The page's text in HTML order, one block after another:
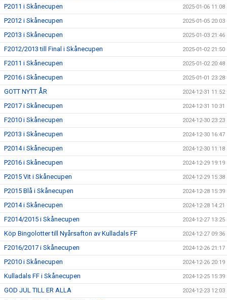
P2011 i Skånecupen 2025-01-06 11:08
P2012 i Skånecupen 2025-01-05 20:03
P2013 i Skånecupen 2025-01-03 21:46
F2012/2013 till Final i Skånecupen 2025-01-02 21:50
F2011 i Skånecupen 2025-01-02 20:48
P2016 i Skånecupen 2025-01-01 23:28
GOTT NYTT ÅR 2024-12-31 11:52
P2017 i Skånecupen 2024-12-31 10:31
F2010 i Skånecupen 2024-12-30 23:23
P2013 i Skånecupen 2024-12-30 16:47
P2014 i Skånecupen 2024-12-30 11:18
P2016 i Skånecupen 2024-12-29 19:19
P2015 Vit i Skånecupen 2024-12-29 15:38
P2015 Blå i Skånecupen 2024-12-28 15:39
P2014 i Skånecupen 2024-12-28 14:21
F2014/2015 i Skånecupen 2024-12-27 13:25
Köp Bingolotter till Nyårsafton av Kulladals FF 2024-12-27 09:36
F2016/2017 i Skånecupen 2024-12-26 21:17
P2010 i Skånecupen 2024-12-26 20:19
Kulladals FF i Skånecupen 2024-12-25 15:39
GOD JUL TILL ER ALLA 2024-12-23 12:03